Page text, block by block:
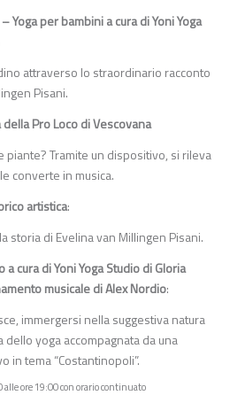
Yoga per bambini a cura di Yoni Yoga
attraverso lo straordinario racconto
Pisani.
della Pro Loco di Vescovana
piante? Tramite un dispositivo, si rileva
converte in musica.
artistica:
storia di Evelina van Millingen Pisani.
a cura di Yoni Yoga Studio di Gloria
musicale di Alex Nordio:
immergersi nella suggestiva natura
yoga accompagnata da una
in tema “Costantinopoli”.
ore 19:00 con orario continuato